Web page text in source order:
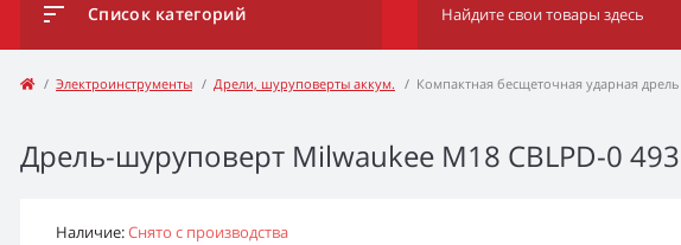
Список категорий
Электроинструменты Дрели, шуруповерты аккум. Компактная бесщеточная ударная
Дрель-шуруповерт Milwaukee M18 CBLPD-0
Наличие:Снято с производства